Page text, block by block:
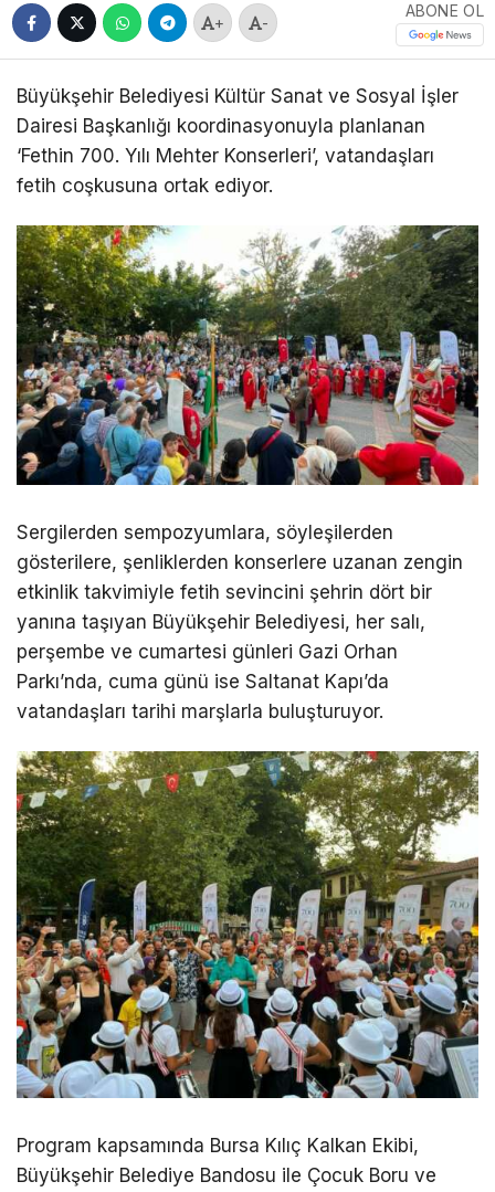
+ -
ABONE OL
Büyükşehir Belediyesi Kültür Sanat ve Sosyal İşler
Dairesi Başkanlığı koordinasyonuyla planlanan
‘Fethin 700. Yılı Mehter Konserleri’, vatandaşları
fetih coşkusuna ortak ediyor.
Sergilerden sempozyumlara, söyleşilerden
gösterilere, şenliklerden konserlere uzanan zengin
etkinlik takvimiyle fetih sevincini şehrin dört bir
yanına taşıyan Büyükşehir Belediyesi, her salı,
perşembe ve cumartesi günleri Gazi Orhan
Parkı’nda, cuma günü ise Saltanat Kapı’da
vatandaşları tarihi marşlarla buluşturuyor.
Program kapsamında Bursa Kılıç Kalkan Ekibi,
Büyükşehir Belediye Bandosu ile Çocuk Boru ve